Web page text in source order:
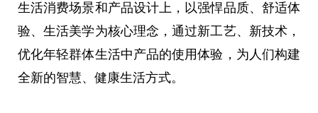
生活消费场景和产品设计上，以强悍品质、舒适体
验、生活美学为核心理念，通过新工艺、新技术，
优化年轻群体生活中产品的使用体验，为人们构建
全新的智慧、健康生活方式。